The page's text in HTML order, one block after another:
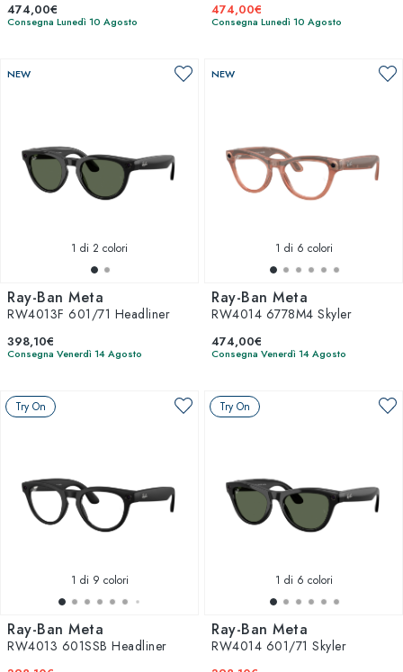
474,00€
Consegna Lunedì 10 Agosto
474,00€
Consegna Lunedì 10 Agosto
NEW
1 di 2 colori
Ray-Ban Meta
RW4013F 601/71 Headliner
398,10€
Consegna Venerdì 14 Agosto
NEW
1 di 6 colori
Ray-Ban Meta
RW4014 6778M4 Skyler
474,00€
Consegna Venerdì 14 Agosto
Try On
1 di 9 colori
Ray-Ban Meta
RW4013 601SSB Headliner
Try On
1 di 6 colori
Ray-Ban Meta
RW4014 601/71 Skyler